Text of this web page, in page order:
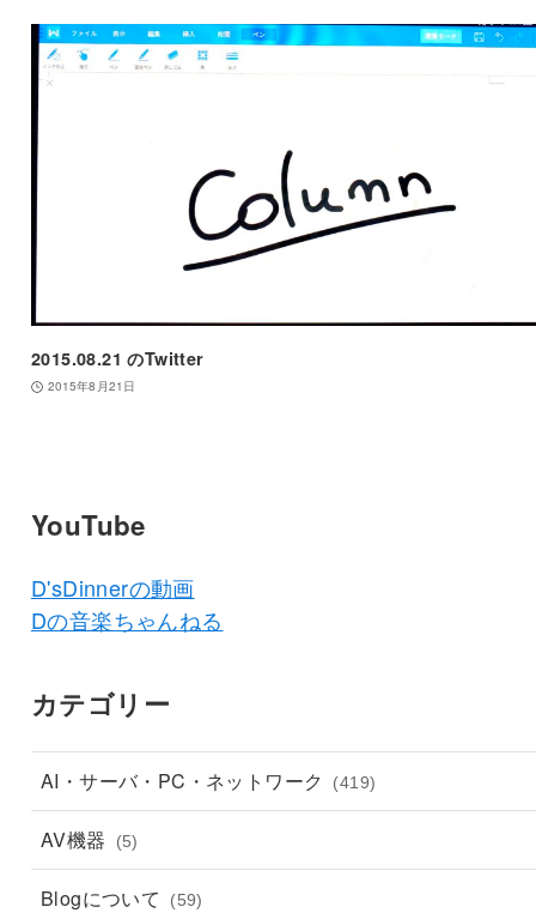
2015.08.21 のTwitter
2015年8月21日
YouTube
D'sDinnerの動画
Dの音楽ちゃんねる
カテゴリー
AI・サーバ・PC・ネットワーク (419)
AV機器 (5)
Blogについて (59)